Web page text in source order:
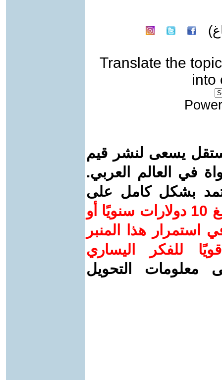
Translate the topic
into
يسعى لنشر قيم
في العالم العربي.
بشكل كامل على
ساهم/ي معنا! بدعمكم بمبلغ 10 دولارات سنويًا أو
استمرار هذا المنبر
للفكر اليساري
معلومات التحويل